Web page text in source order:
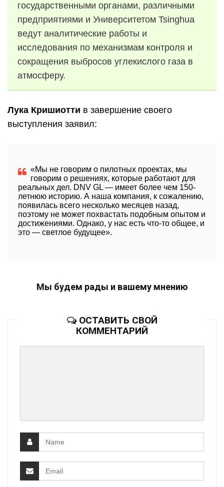
государственными органами, различными
предприятиями и Университетом Tsinghua
ведут аналитические работы и
исследования по механизмам контроля и
сокращения выбросов углекислого газа в
атмосферу.
Лука Кришиотти в завершение своего
выступления заявил:
«Мы не говорим о пилотных проектах, мы
говорим о решениях, которые работают для
реальных дел. DNV GL — имеет более чем 150-
летнюю историю. А наша компания, к сожалению,
появилась всего несколько месяцев назад,
поэтому не может похвастать подобным опытом и
достижениями. Однако, у нас есть что-то общее, и
это — светлое будущее».
Мы будем рады и вашему мнению
ОСТАВИТЬ СВОЙ
КОММЕНТАРИЙ